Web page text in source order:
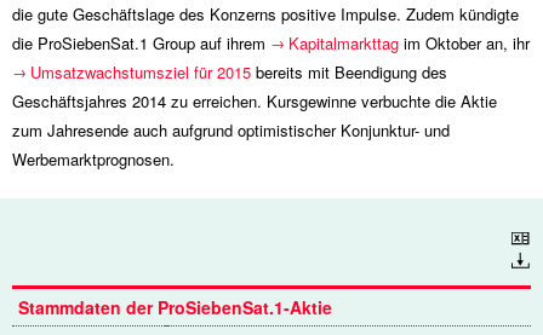
die gute Geschäftslage des Konzerns positive Impulse. Zudem kündigte
die ProSiebenSat.1 Group auf ihrem
Kapitalmarkttag im Oktober an, ihr
Umsatzwachstumsziel für 2015 bereits mit Beendigung des
Geschäftsjahres 2014 zu erreichen. Kursgewinne verbuchte die Aktie
zum Jahresende auch aufgrund optimistischer Konjunktur- und
Werbemarktprognosen.
Download
Stammdaten der ProSiebenSat.1-Aktie